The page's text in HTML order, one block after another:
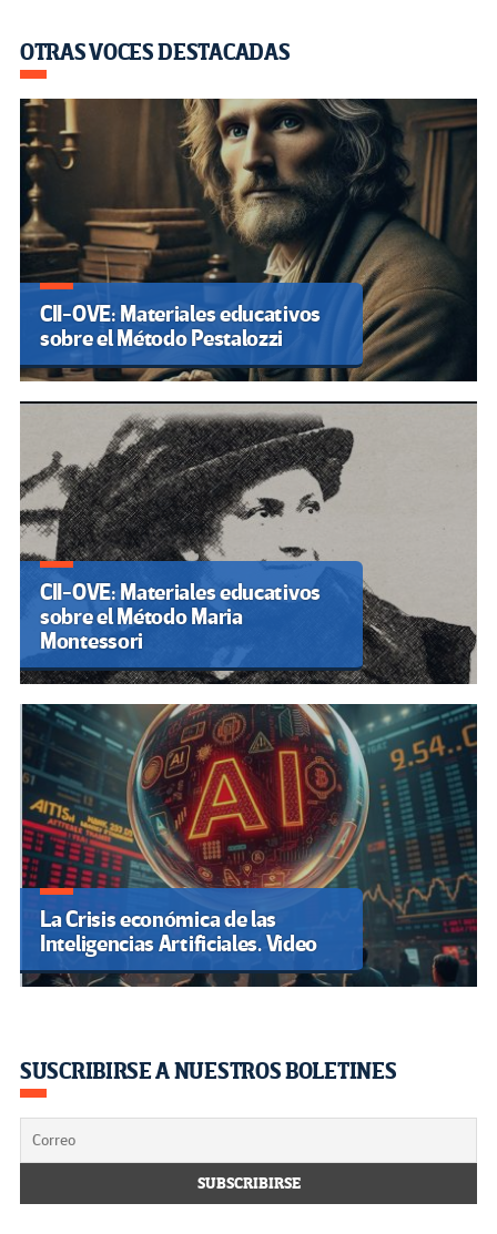
OTRAS VOCES DESTACADAS
CII-OVE: Materiales educativos
sobre el Método Pestalozzi
CII-OVE: Materiales educativos
sobre el Método Maria
Montessori
La Crisis económica de las
Inteligencias Artificiales. Video
SUSCRIBIRSE A NUESTROS BOLETINES